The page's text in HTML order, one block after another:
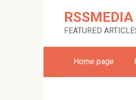
RSSMEDIA
FEATURED
Home page